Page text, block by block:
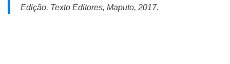
Edição. Texto Editores, Maputo, 2017.